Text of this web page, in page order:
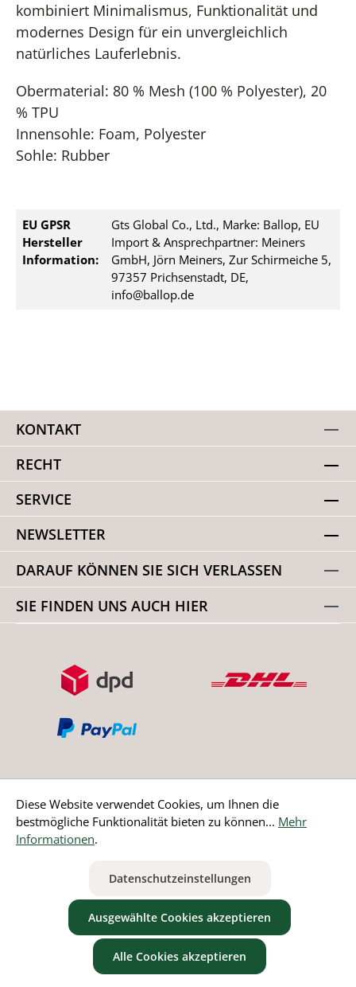
kombiniert Minimalismus, Funktionalität und
modernes Design für ein unvergleichlich
natürliches Lauferlebnis.
Obermaterial: 80 % Mesh (100 % Polyester), 20
% TPU
Innensohle: Foam, Polyester
Sohle: Rubber
EU GPSR
Hersteller
Information:
Gts Global Co., Ltd., Marke: Ballop, EU
Import & Ansprechpartner: Meiners
GmbH, Jörn Meiners, Zur Schirmeiche 5,
97357 Prichsenstadt, DE,
info@ballop.de
KONTAKT
RECHT
SERVICE
NEWSLETTER
DARAUF KÖNNEN SIE SICH VERLASSEN
SIE FINDEN UNS AUCH HIER
Bestellung widerrufen
ausgenommen Nicht EU-Länder
Diese Website verwendet Cookies, um Ihnen die
bestmögliche Funktionalität bieten zu können... Mehr
Informationen.
Datenschutzeinstellungen
Ausgewählte Cookies akzeptieren
Alle Cookies akzeptieren